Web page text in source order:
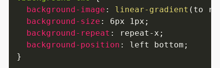
background-image : linear-gradient ( to
background-size : 6px 1px ;
background-repeat : repeat-x ;
background-position : left bottom ;
}